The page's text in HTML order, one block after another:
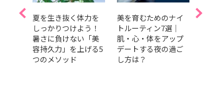
夏を生き抜く体力を
しっかりつけよう！
暑さに負けない「美
容持久力」を上げる5
つのメソッド
美を育むためのナイ
トルーティン7選｜
肌・心・体をアップ
デートする夜の過ご
し方は？
今日